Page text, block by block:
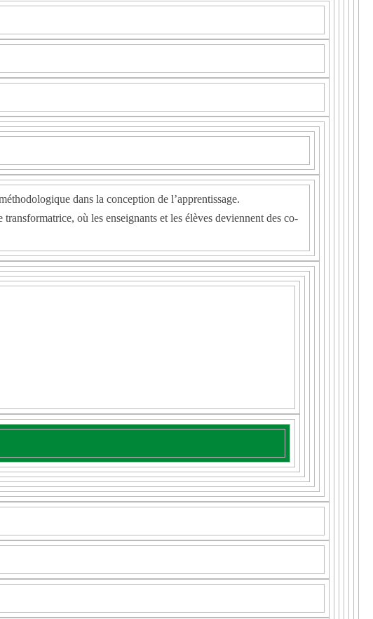
dans la conception de l’apprentissage.
où les enseignants et les élèves deviennent des co-